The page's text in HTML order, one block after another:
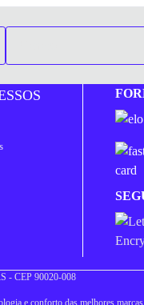
- CEP 90020-008
e conforto das melhores